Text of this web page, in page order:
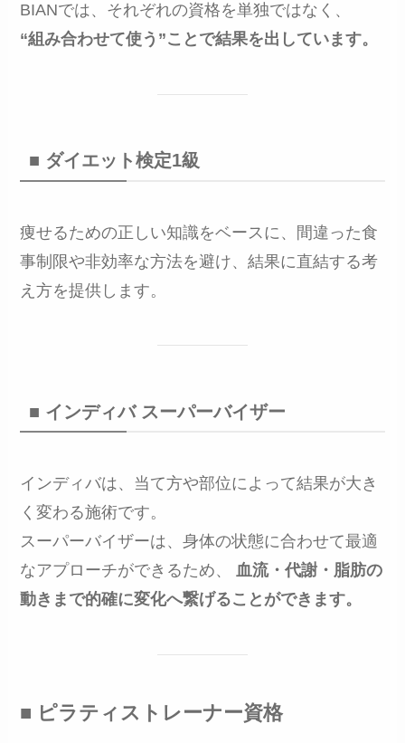
BIANでは、それぞれの資格を単独ではなく、
“組み合わせて使う”ことで結果を出しています。
■ ダイエット検定1級
痩せるための正しい知識をベースに、間違った食
事制限や非効率な方法を避け、結果に直結する考
え方を提供します。
■ インディバ スーパーバイザー
インディバは、当て方や部位によって結果が大き
く変わる施術です。
スーパーバイザーは、身体の状態に合わせて最適
なアプローチができるため、 血流・代謝・脂肪の
動きまで的確に変化へ繋げることができます。
■ ピラティストレーナー資格